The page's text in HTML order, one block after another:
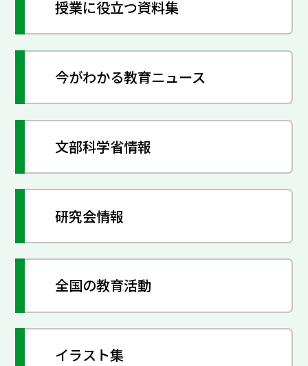
授業に役立つ資料集
今がわかる教育ニュース
文部科学省情報
研究会情報
全国の教育活動
イラスト集